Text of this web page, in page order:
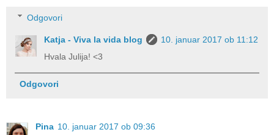
Odgovori
Katja - Viva la vida blog
10. januar 2017 ob 11:12
Hvala Julija! <3
Odgovori
Pina 10. januar 2017 ob 09:36